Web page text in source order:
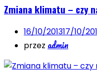
Zmiana klimatu – czy
16/10/201317/10/
przez admin